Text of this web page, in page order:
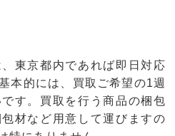
東京都内であれば即日対応
本的には、買取ご希望の1週
す。買取を行う商品の梱包
材など用意して運びますの